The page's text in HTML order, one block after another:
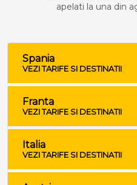
apelati la una din
Spania
VEZI TARIFE SI DESTINATII
Franta
VEZI TARIFE SI DESTINATII
Italia
VEZI TARIFE SI DESTINATII